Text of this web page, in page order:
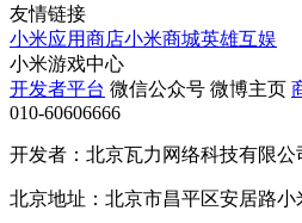
友情链接
小米应用商店小米商城英雄互娱
小米游戏中心
开发者平台 微信公众号 微博主页
010-60606666
开发者：北京瓦力网络科技有限公
北京地址：北京市昌平区安居路小